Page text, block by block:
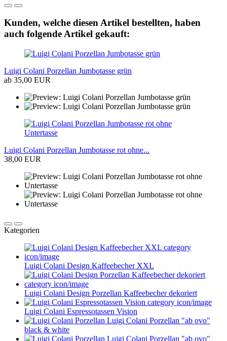
Kunden, welche diesen Artikel bestellten, haben
auch folgende Artikel gekauft:
Luigi Colani Porzellan Jumbotasse grün
ab 35,00 EUR
Luigi Colani Porzellan Jumbotasse rot ohne...
38,00 EUR
Kategorien
Luigi Colani Design Kaffeebecher XXL
Luigi Colani Design Porzellan Kaffeebecher dekoriert
Luigi Colani Espressotassen Vision
Luigi Colani Porzellan "ab ovo"
black & white
Luigi Colani Porzellan "ab ovo"